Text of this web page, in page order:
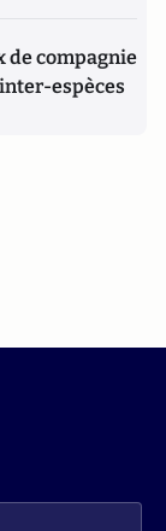
de compagnie
espèces